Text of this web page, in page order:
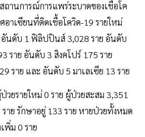
ถานการณ์การแพร่ระบาดของเชื้อโค
อาเซียนที่ติดเชื้อโควิด-19 รายใหม่
อันดับ 1 ฟิลิปปินส์ 3,028 ราย อันดับ
ราย อันดับ 3 สิงคโปร์ 175 ราย
ราย และ อันดับ 5 มาเลเซีย 13 ราย
ยรายใหม่ 0 ราย ผู้ป่วยสะสม 3,351
าย รักษาอยู่ 133 ราย หายป่วยทั้งหมด
พิ่ม 0 ราย